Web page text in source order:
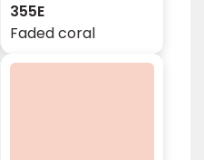
355E
Faded coral